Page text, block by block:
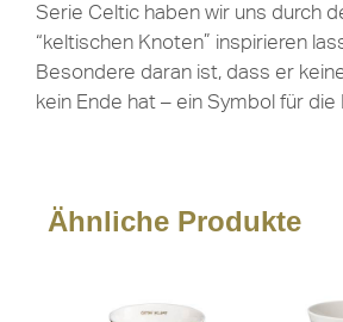
Serie Celtic haben wir uns durch
“keltischen Knoten” inspirieren
Besondere daran ist, dass er
kein Ende hat – ein Symbol für die
Ähnliche Produkte